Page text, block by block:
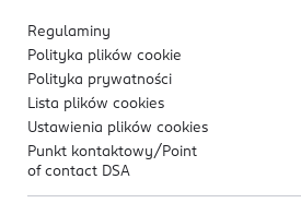
Regulaminy
Polityka plików cookie
Polityka prywatności
Lista plików cookies
Ustawienia plików cookies
Punkt kontaktowy/ Point
of contact DSA